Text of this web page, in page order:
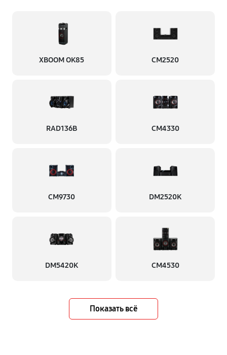
XBOOM OK85 CM2520
RAD136B CM4330
CM9730 DM2520K
DM5420K CM4530
Показать всё